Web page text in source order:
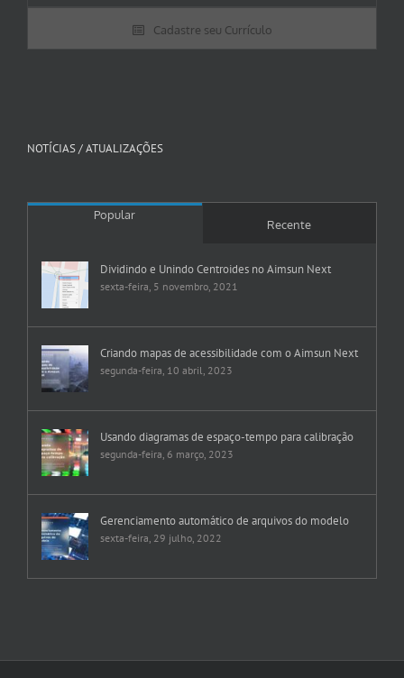
Cadastre seu Currículo
NOTÍCIAS / ATUALIZAÇÕES
Popular
Recente
Dividindo e Unindo Centroides no Aimsun Next
sexta-feira, 5 novembro, 2021
Criando mapas de acessibilidade com o Aimsun Next
segunda-feira, 10 abril, 2023
Usando diagramas de espaço-tempo para calibração
segunda-feira, 6 março, 2023
Gerenciamento automático de arquivos do modelo
sexta-feira, 29 julho, 2022